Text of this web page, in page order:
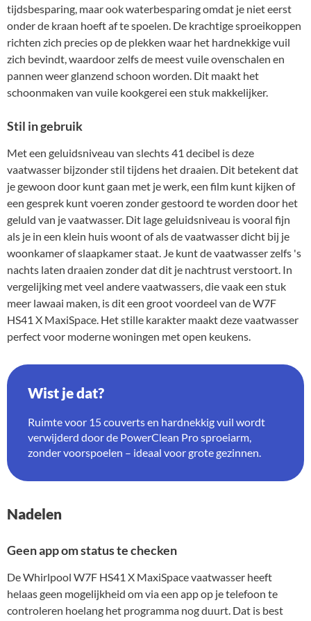
tijdsbesparing, maar ook waterbesparing omdat je niet eerst
onder de kraan hoeft af te spoelen. De krachtige sproeikoppen
richten zich precies op de plekken waar het hardnekkige vuil
zich bevindt, waardoor zelfs de meest vuile ovenschalen en
pannen weer glanzend schoon worden. Dit maakt het
schoonmaken van vuile kookgerei een stuk makkelijker.
Stil in gebruik
Met een geluidsniveau van slechts 41 decibel is deze
vaatwasser bijzonder stil tijdens het draaien. Dit betekent dat
je gewoon door kunt gaan met je werk, een film kunt kijken of
een gesprek kunt voeren zonder gestoord te worden door het
geluld van je vaatwasser. Dit lage geluidsniveau is vooral fijn
als je in een klein huis woont of als de vaatwasser dicht bij je
woonkamer of slaapkamer staat. Je kunt de vaatwasser zelfs 's
nachts laten draaien zonder dat dit je nachtrust verstoort. In
vergelijking met veel andere vaatwassers, die vaak een stuk
meer lawaai maken, is dit een groot voordeel van de W7F
HS41 X MaxiSpace. Het stille karakter maakt deze vaatwasser
perfect voor moderne woningen met open keukens.
Wist je dat?
Ruimte voor 15 couverts en hardnekkig vuil wordt
verwijderd door de PowerClean Pro sproeiarm,
zonder voorspoelen – ideaal voor grote gezinnen.
Nadelen
Geen app om status te checken
De Whirlpool W7F HS41 X MaxiSpace vaatwasser heeft
helaas geen mogelijkheid om via een app op je telefoon te
controleren hoelang het programma nog duurt. Dat is best